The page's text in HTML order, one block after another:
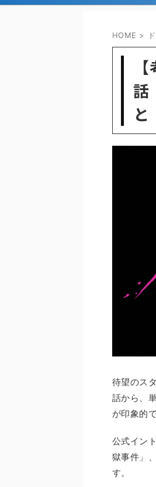
HOME >
話
待望のス
話から、
が印象的
公式イン
獄事件」
す。